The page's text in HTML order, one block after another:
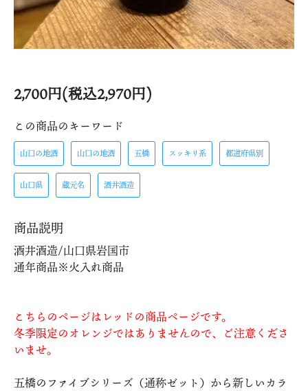
2,700円(税込2,970円)
この商品のキーワード
山口の地酒 山口の地酒 五橋 スッキリ系 都道府県別
山口県 蔵元名 酒井酒造
商品説明
酒井酒造/山口県岩国市
通年商品※火入れ商品
こちらのページはレッドの商品ページです。
冬季限定のオレンジではありませんので、ご注意くださ
いませ。
五橋のファイブシリーズ（通称ゼット）から新しいカラ